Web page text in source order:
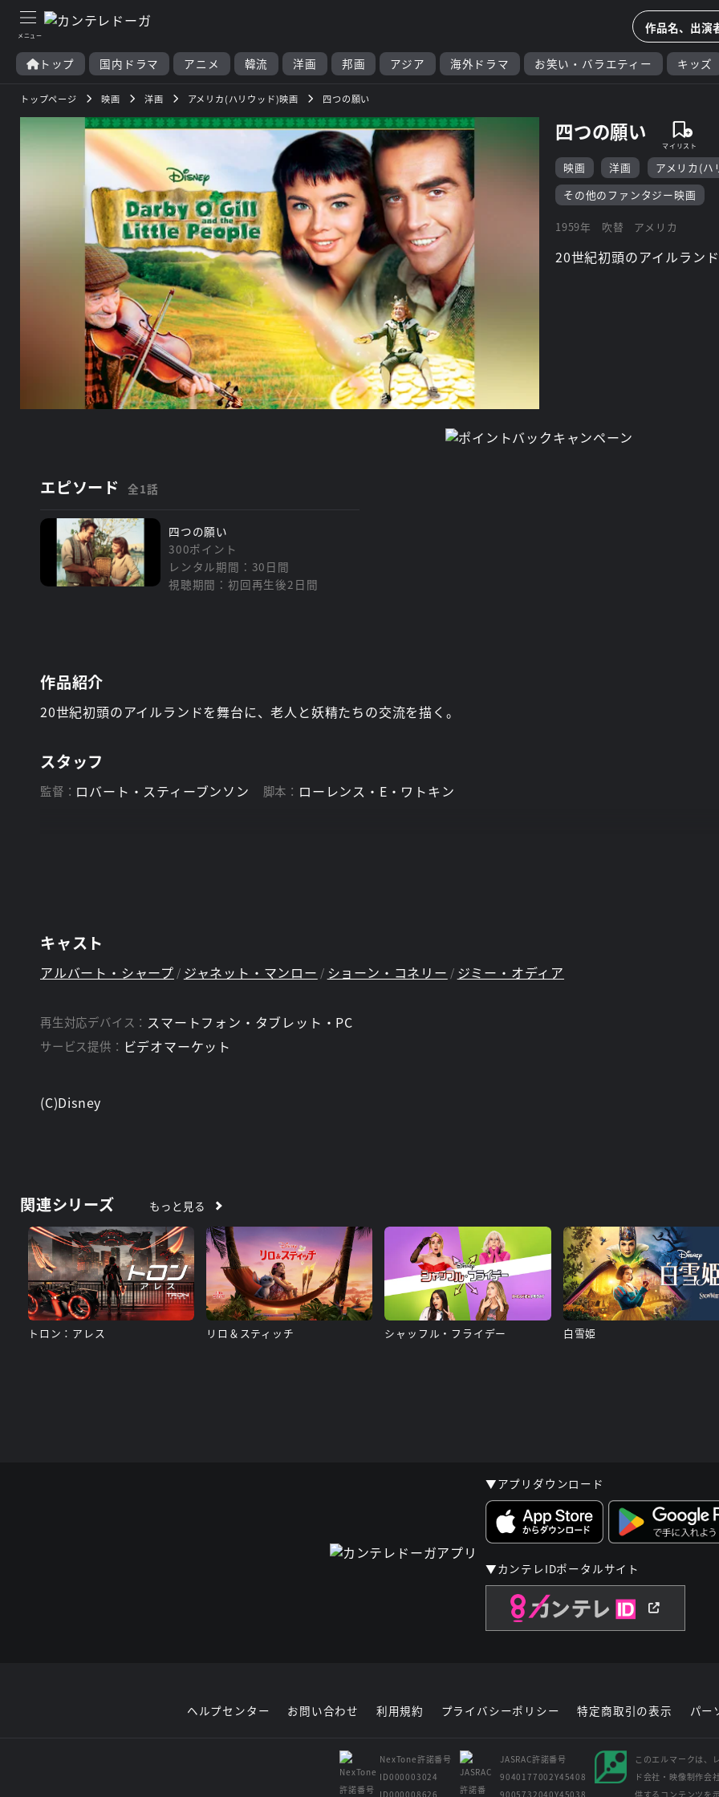
トップ 国内ドラマ アニメ 韓流 洋画 邦画 アジア 海外ドラマ お笑い・バラエティー キッズ
トップページ 映画 洋画 アメリカ(ハリウッド)映画 四つの願い
四つの願い
映画 洋画
アメリカ(ハ
その他のファンタジー映画
1959年 吹替 アメリカ
20世紀初頭のアイルラン
エピソード 全1話
四つの願い
300ポイント
レンタル期間：30日間
視聴期間：初回再生後2日間
作品紹介
20世紀初頭のアイルランドを舞台に、老人と妖精たちの交流を描く。
スタッフ
監督： ロバート・スティーブンソン 脚本： ローレンス・E・ワトキン
キャスト
アルバート・シャープ ジャネット・マンロー ショーン・コネリー ジミー・オディア
再生対応デバイス： スマートフォン・タブレット・PC
サービス提供： ビデオマーケット
(C)Disney
関連シリーズ もっと見る
トロン：アレス リロ＆スティッチ シャッフル・フライデー 白雪姫
▼アプリダウンロード
▼カンテレIDポータルサイト
ヘルプセンター お問い合わせ 利用規約 プライバシーポリシー 特定商取引の表示 パー
NexTone許諾番号
ID000003024
ID000008626
JASRAC許諾番号
9040177002Y45408
9005732040Y45038
このエルマークは、
ド会社・映像制作会
供するコンテンツを